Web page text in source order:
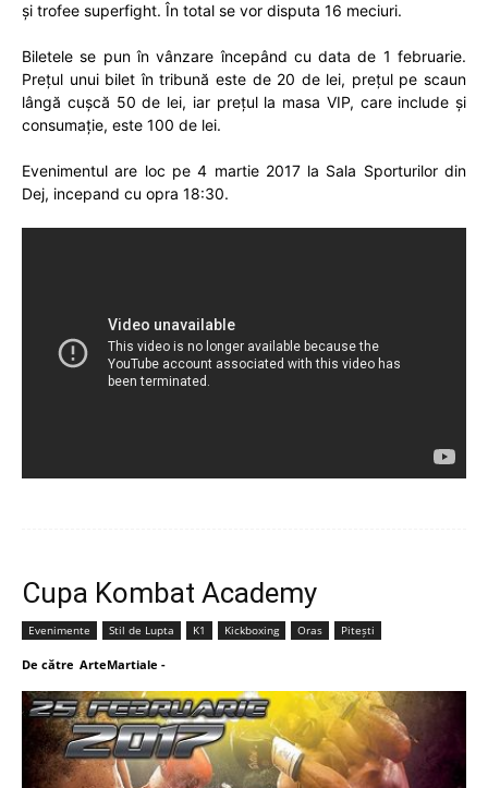
și trofee superfight. În total se vor disputa 16 meciuri.
Biletele se pun în vânzare începând cu data de 1 februarie.
Prețul unui bilet în tribună este de 20 de lei, prețul pe scaun
lângă cușcă 50 de lei, iar prețul la masa VIP, care include și
consumație, este 100 de lei.
Evenimentul are loc pe 4 martie 2017 la Sala Sporturilor din
Dej, incepand cu opra 18:30.
Cupa Kombat Academy
Evenimente Stil de Lupta K1 Kickboxing Oras Pitești
De către ArteMartiale -